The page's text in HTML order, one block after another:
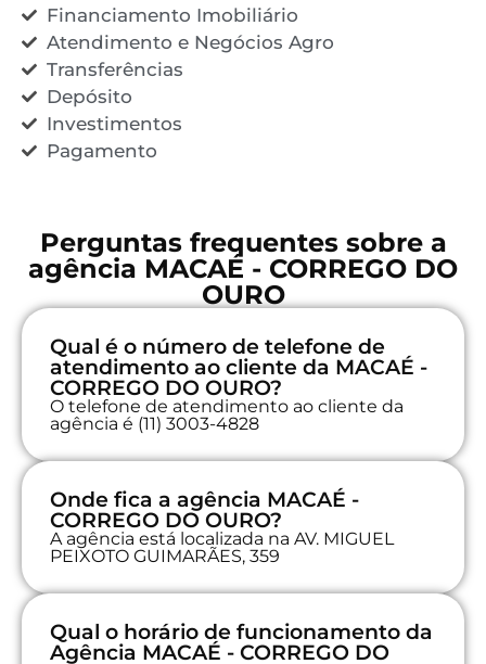
Financiamento Imobiliário
Atendimento e Negócios Agro
Transferências
Depósito
Investimentos
Pagamento
Perguntas frequentes sobre a
agência MACAÉ - CORREGO DO
OURO
Qual é o número de telefone de
atendimento ao cliente da MACAÉ -
CORREGO DO OURO?
O telefone de atendimento ao cliente da
agência é (11) 3003-4828
Onde fica a agência MACAÉ -
CORREGO DO OURO?
A agência está localizada na AV. MIGUEL
PEIXOTO GUIMARÃES, 359
Qual o horário de funcionamento da
Agência MACAÉ - CORREGO DO